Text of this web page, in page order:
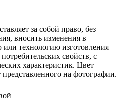
за собой право, без
вносить изменения в
технологию изготовления
свойств, с
характеристик. Цвет
представленного на фотографии.